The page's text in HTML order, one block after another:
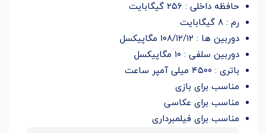
حافظه داخلی : ۲۵۶ گیگابایت
رم : ۸ گیگابایت
دوربین ها : ۱۰۸/۱۲/۱۲ مگاپیکسل
دوربین سلفی : ۱۰ مگاپیکسل
باتری : ۴۵۰۰ میلی آمپر ساعت
مناسب برای بازی
مناسب برای عکاسی
مناسب برای فیلمبرداری